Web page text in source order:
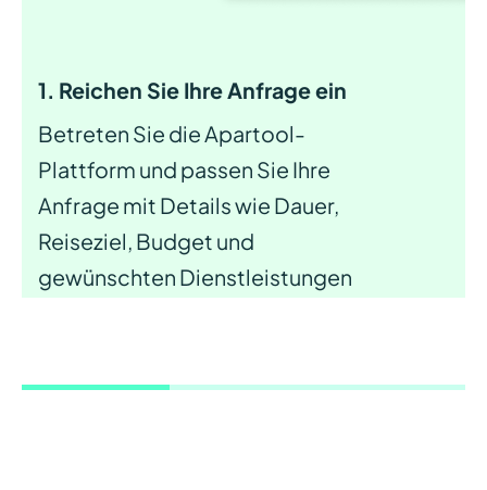
1. Reichen Sie Ihre Anfrage ein
Betreten Sie die Apartool-
Plattform und passen Sie Ihre
Anfrage mit Details wie Dauer,
Reiseziel, Budget und
gewünschten Dienstleistungen